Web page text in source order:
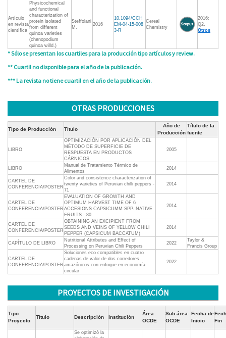
Artículo
en revista
científica
Physicochemical
and functional
characterization of
protein isolated
from different
quinoa varieties
(chenopodium
quinoa willd.)
Steffolani
M.
2016
10.1094/CCH
EM-04-15-008
3-R
Cereal
Chemistry
2016:
Q2,
Otros
* Sólo se presentan los cuartiles para la producción tipo artículos y review.
** Cuartil no disponible para el año de la publicación.
*** La revista no tiene cuartil en el año de la publicación.
OTRAS PRODUCCIONES
Tipo de Producción Título
Año de
Producción
Título de la
fuente
LIBRO
OPTIMIZACIÓN POR APLICACIÓN DEL
MÉTODO DE SUPERFICIE DE
RESPUESTA EN PRODUCTOS
CÁRNICOS
2005
LIBRO
Manual de Tratamiento Térmico de
Alimentos
2014
CARTEL DE
CONFERENCIA/POSTER
Color and consistence characterization of
twenty varieties of Peruvian chilli peppers -
71
2014
CARTEL DE
CONFERENCIA/POSTER
EVALUATION OF GROWTH AND
OPTIMUM HARVEST TIME OF 6
ACCESIONS CAPSICUMM SPP. NATIVE
FRUITS - 80
2014
CARTEL DE
CONFERENCIA/POSTER
OBTAINING AN EXCIPIENT FROM
SEEDS AND VEINS OF YELLOW CHILI
PEPPER (CAPSICUM BACCATUM)
2014
CAPÍTULO DE LIBRO
Nutritional Attributes and Effect of
Processing on Peruvian Chili Peppers
2022
Taylor &
Francis Group
CARTEL DE
CONFERENCIA/POSTER
Soluciones eco compatibles en cuatro
cadenas de valor de dos corredores
amazónicos con enfoque en economía
circular
2022
PROYECTOS DE INVESTIGACIÓN
Tipo
Proyecto
Título Descripción Institución
Área
OCDE
Sub área
OCDE
Fecha de
Inicio
Fin
Se optimizó la